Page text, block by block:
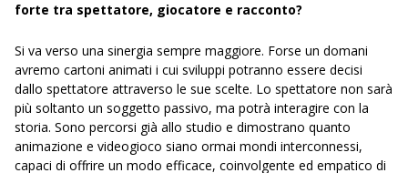
forte tra spettatore, giocatore e racconto?
Si va verso una sinergia sempre maggiore. Forse un domani
avremo cartoni animati i cui sviluppi potranno essere decisi
dallo spettatore attraverso le sue scelte. Lo spettatore non sarà
più soltanto un soggetto passivo, ma potrà interagire con la
storia. Sono percorsi già allo studio e dimostrano quanto
animazione e videogioco siano ormai mondi interconnessi,
capaci di offrire un modo efficace, coinvolgente ed empatico di